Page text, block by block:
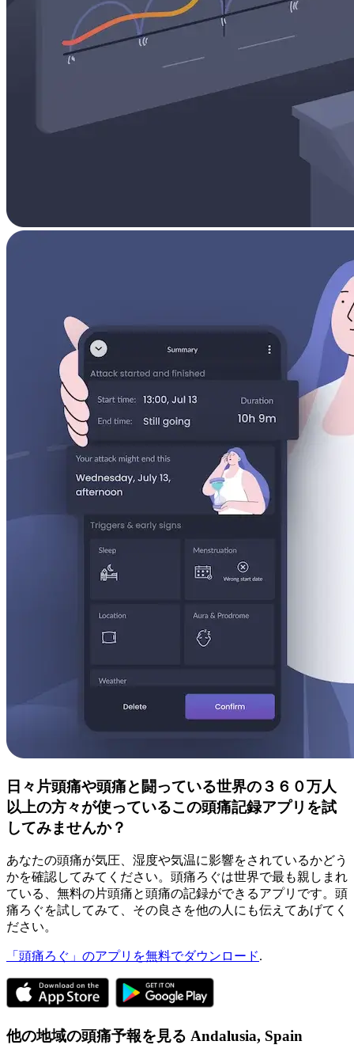
日々片頭痛や頭痛と闘っている世界の３６０万人
以上の方々が使っているこの頭痛記録アプリを試
してみませんか？
あなたの頭痛が気圧、湿度や気温に影響をされているかどう
かを確認してみてください。頭痛ろぐは世界で最も親しまれ
ている、無料の片頭痛と頭痛の記録ができるアプリです。頭
痛ろぐを試してみて、その良さを他の人にも伝えてあげてく
ださい。
「頭痛ろぐ」のアプリを無料でダウンロード.
他の地域の頭痛予報を見る Andalusia, Spain